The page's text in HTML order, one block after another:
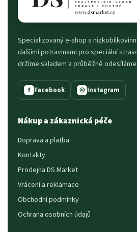
Specializovaný e-shop s
dalšími potravinami pro speciální
držíme skladem a průběžně odesíláme.
f Facebook ◎ Instagram
Nákup a zákaznická péče
Doprava a platba
Kontakty
Prodejna DS Market
Vrácení a reklamace
Obchodní podmínky
Ochrana osobních údajů